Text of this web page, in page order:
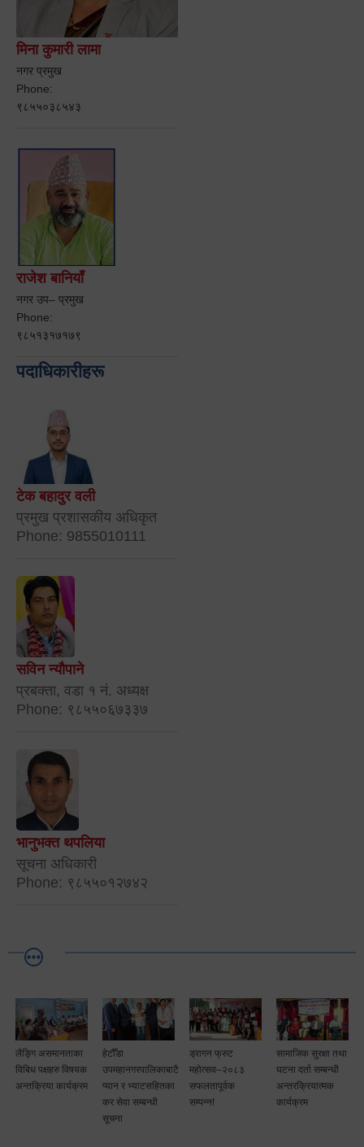
मिना कुमारी लामा
नगर प्रमुख
Phone:
९८५५०३८५४३
राजेश बानियाँ
नगर उप– प्रमुख
Phone:
९८५१३१७१७९
पदाधिकारीहरू
टेक बहादुर वली
प्रमुख प्रशासकीय अधिकृत
Phone: 9855010111
सविन न्यौपाने
प्रबक्ता, वडा १ नं. अध्यक्ष
Phone: ९८५५०६७३३७
भानुभक्त थपलिया
सूचना अधिकारी
Phone: ९८५५०१२७४२
लैङ्गि असमानताका
विबिध पक्षहरु विषयक
अन्तक्रिया कार्यक्रम
हेटौँडा
उपमहानगरपालिकाबाटै
प्यान र भ्याटसहितका
कर सेवा सम्बन्धी
सूचना
ड्रागन फ्रुट
महोत्सव–२०८३
सफलतापूर्वक
सम्पन्न!
सामाजिक सुरक्षा तथा
घटना दर्ता सम्बन्धी
अन्तरक्रियात्मक
कार्यक्रम